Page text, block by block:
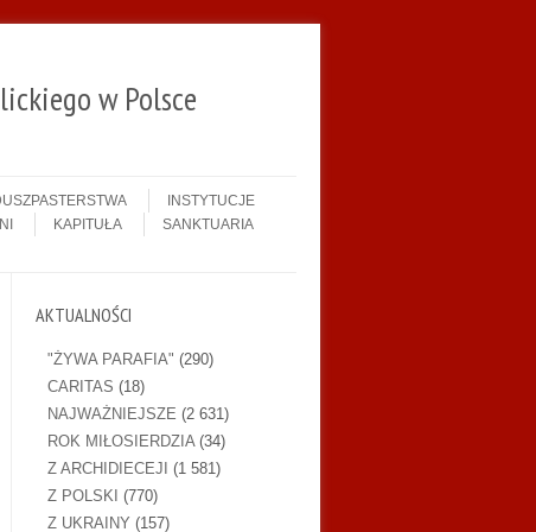
w Polsce
INSTYTUCJE
KAPITUŁA
SANKTUARIA
AKTUALNOŚCI
"ŻYWA PARAFIA" (290)
CARITAS (18)
NAJWAŻNIEJSZE (2 631)
ROK MIŁOSIERDZIA(34)
Z ARCHIDIECEJI (1 581)
Z POLSKI (770)
Z UKRAINY (157)